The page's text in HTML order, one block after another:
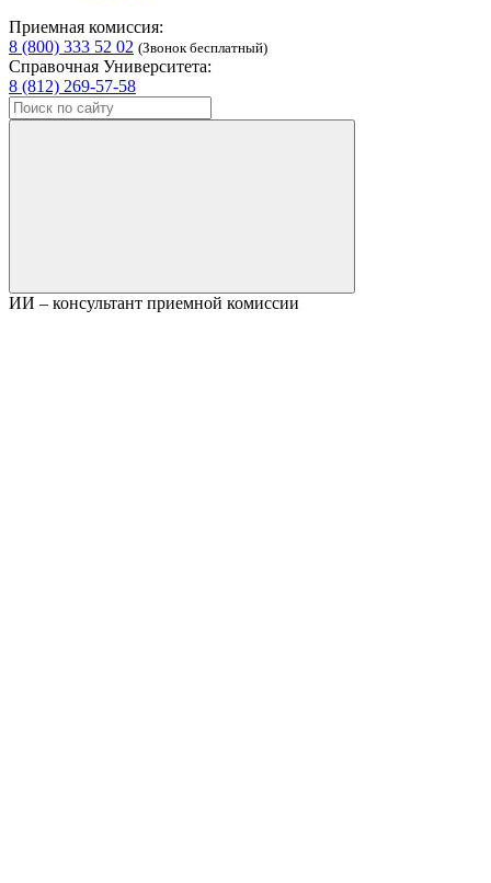
Приемная комиссия:
8 (800) 333 52 02 (Звонок бесплатный)
Справочная Университета:
8 (812) 269-57-58
ИИ – консультант приемной комиссии